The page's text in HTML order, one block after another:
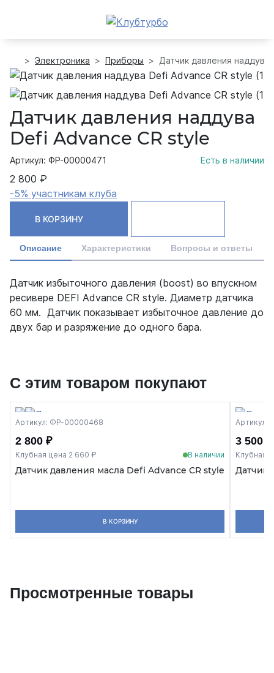
Электроника Приборы Датчик давления
Датчик давления наддува
Defi Advance CR style
Артикул: ФР-00000471 Есть в наличии
2 800 ₽
-5% участникам клуба
В КОРЗИНУ
Описание Характеристики Вопросы и ответы
Датчик избыточного давления (boost) во впускном
ресивере DEFI Advance CR style. Диаметр датчика
60 мм. Датчик показывает избыточное давление до
двух бар и разряжение до одного бара.
С этим товаром покупают
Артикул: ФР-00000468
2 800 ₽
Клубная цена 2 660 ₽ В наличии
Датчик давления масла Defi Advance CR style
В КОРЗИНУ
Артикул:
3 500 ₽
Клубная
Датчик
Просмотренные товары